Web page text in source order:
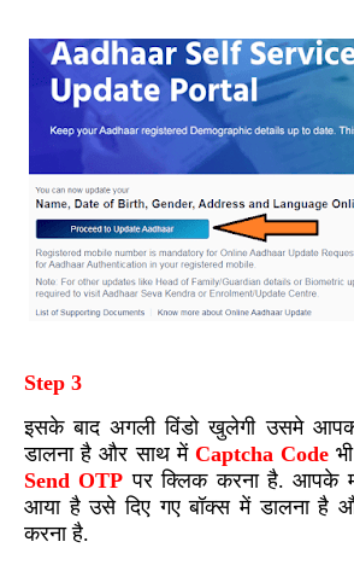
Step 3
इसके बाद अगली विंडो खुलेगी उसमे
डालना है और साथ में Captcha Code
Send OTP पर क्लिक करना है. आपके
आया है उसे दिए गए बॉक्स में डालना है
करना है.